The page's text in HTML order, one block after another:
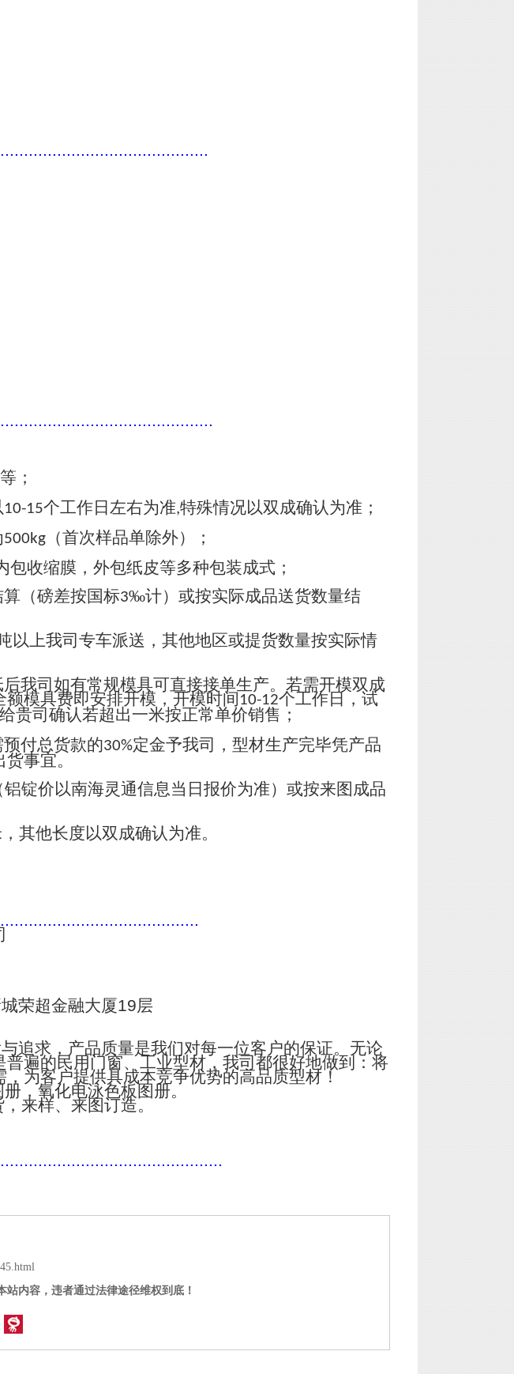
等；
10-15个工作日左右为准,特殊情况以双成确认为准；
500kg（首次样品单除外）；
包收缩膜，外包纸皮等多种包装成式；
（磅差按国标3‰计）或按实际成品送货数量结
以上我司专车派送，其他地区或提货数量按实际情
我司如有常规模具可直接接单生产。若需开模双成
模具费即安排开模，开模时间10-12个工作日，试
贵司确认若超出一米按正常单价销售；
付总货款的30%定金予我司，型材生产完毕凭产品
事宜。
锭价以南海灵通信息当日报价为准）或按来图成品
其他长度以双成确认为准。
荣超金融大厦19层
追求，产品质量是我们对每一位客户的保证。无论
遍的民用门窗、工业型材，我司都很好地做到：将
为客户提供具成本竞争优势的高品质型材！
，氧化电泳色板图册。
来样、来图订造。
内容，违者通过法律途径维权到底！